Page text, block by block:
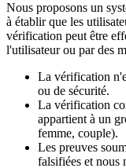
Nous proposons un
à établir que les
vérification peut être
l'utilisateur ou par des
La vérification
ou de sécurité.
La vérification
appartient à un
femme, couple).
Les preuves
falsifiées et nous